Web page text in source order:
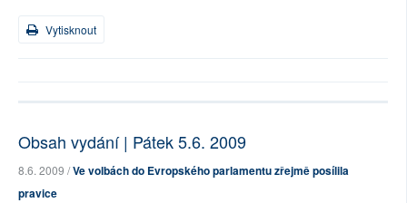
Vytisknout
Obsah vydání | Pátek 5.6. 2009
8.6. 2009 /Ve volbách do Evropského parlamentu zřejmě posílila
pravice